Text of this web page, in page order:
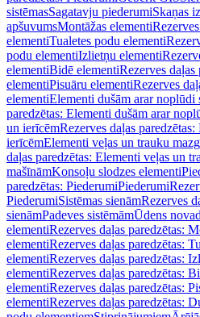
sistēmasSagatavju piederumiSkaņas
apšuvumsMontāžas elementi
elementiTualetes podu elementi
podu elementiIzlietņu elementi
elementiBidē elementiRezerves daļas
elementiPisuāru elementiRezerves
elementiElementi dušām arar noplūdi
paredzētas: Elementi dušām arar
un ierīcēmRezerves daļas
ierīcēmElementi veļas un trauku
daļas paredzētas: Elementi veļas un
mašīnāmKonsoļu slodzes elementi
paredzētas: PiederumiPiederumi
PiederumiSistēmas sienāmRezerves
sienāmPadeves sistēmāmŪdens
elementiRezerves daļas paredzētas:
elementiRezerves daļas paredzētas:
elementiRezerves daļas paredzētas:
elementiRezerves daļas paredzētas:
elementiRezerves daļas paredzētas:
elementiRezerves daļas paredzētas: